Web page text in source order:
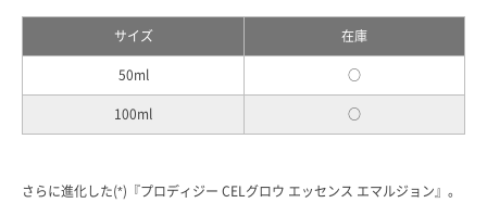
サイズ
在庫
50ml
○
100ml
○
さらに進化した(*)『プロディジー CELグロウ エッセンス エマルジョン』。